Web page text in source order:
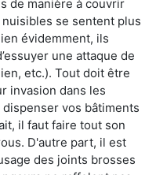
de manière à couvrir
se sentent plus
évidemment, ils
une attaque de
etc.). Tout doit être
invasion dans les
vos bâtiments
il faut faire tout son
D'autre part, il est
des joints brosses